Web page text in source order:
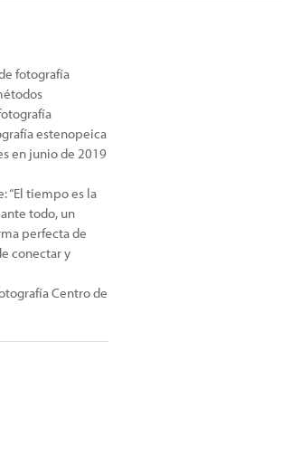
fotografía
estenopeica
en junio de 2019
“El tiempo es la
todo, un
perfecta de
conectar y
Centro de